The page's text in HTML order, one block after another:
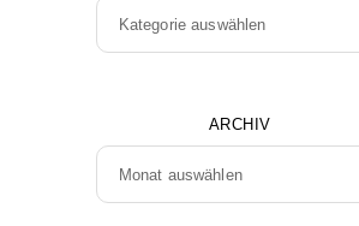
Spielorte
ARCHIV
Archiv